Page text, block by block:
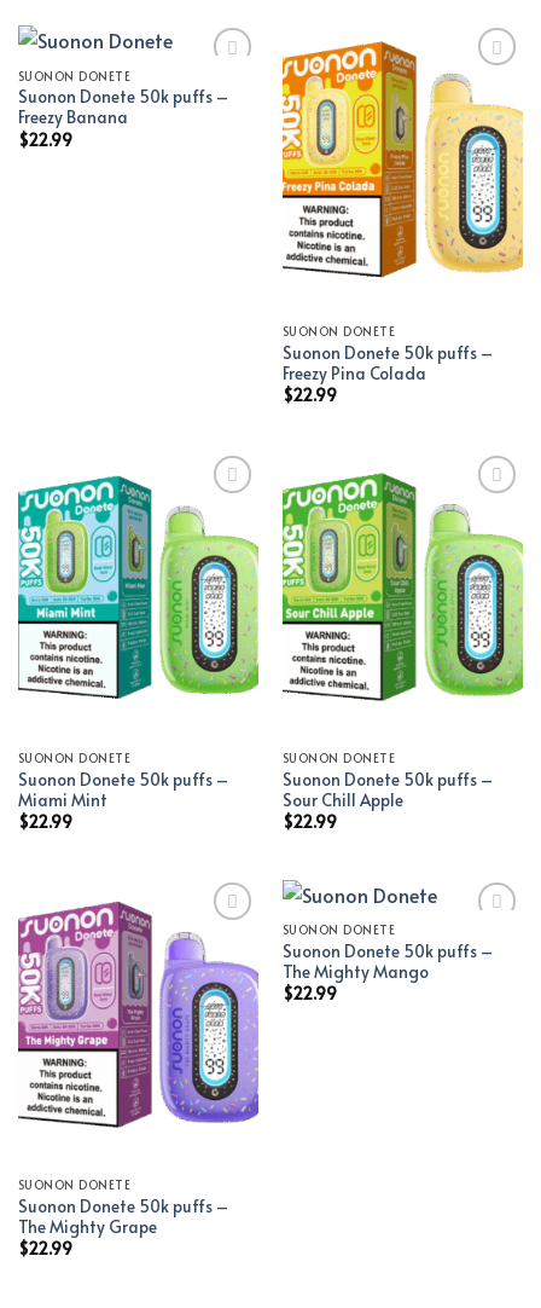
Add to wishlist
SUONON DONETE
Suonon Donete 50k puffs –
Freezy Banana
$22.99
Add to wishlist
SUONON DONETE
Suonon Donete 50k puffs –
Freezy Pina Colada
$22.99
Add to wishlist
SUONON DONETE
Suonon Donete 50k puffs –
Miami Mint
$22.99
Add to wishlist
SUONON DONETE
Suonon Donete 50k puffs –
Sour Chill Apple
$22.99
Add to wishlist
SUONON DONETE
Suonon Donete 50k puffs –
The Mighty Grape
$22.99
Add to wishlist
SUONON DONETE
Suonon Donete 50k puffs –
The Mighty Mango
$22.99